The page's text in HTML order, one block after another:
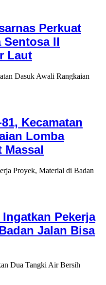
Perkuat
Sentosa II
Laut
Kecamatan
Lomba
Massal
Pekerja
Jalan Bisa